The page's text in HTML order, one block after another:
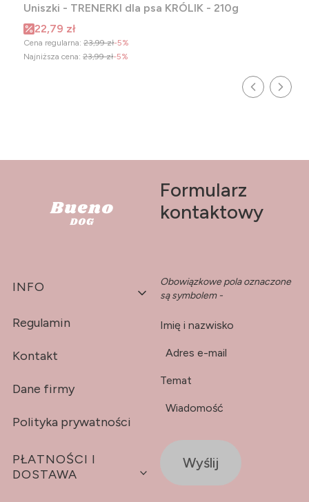
Uniszki - TRENERKI dla psa KRÓLIK - 210g
Cena promocyjna
22,79 zł
Cena regularna: 23,99 zł-5%
Najniższa cena: 23,99 zł-5%
Linki w stopce
INFO
Regulamin
Kontakt
Dane firmy
Polityka prywatności
PŁATNOŚCI I
DOSTAWA
Formularz
kontaktowy
Obowiązkowe pola oznaczone
są symbolem -
Imię i nazwisko
Adres e-mail
Temat
Wiadomość
Wyślij